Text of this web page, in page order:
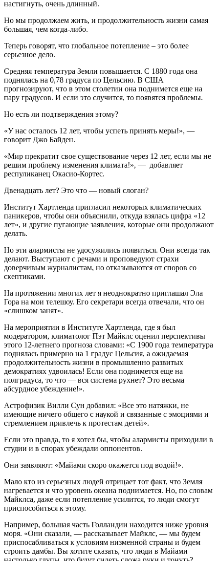
настигнуть, очень длинный.
Но мы продолжаем жить, и продолжительность жизни самая
большая, чем когда-либо.
Теперь говорят, что глобальное потепление – это более
серьезное дело.
Средняя температура Земли повышается. С 1880 года она
поднялась на 0,78 градуса по Цельсию. В США
прогнозируют, что в этом столетии она поднимется еще на
пару градусов. И если это случится, то появятся проблемы.
Но есть ли подтверждения этому?
«У нас осталось 12 лет, чтобы успеть принять меры!», —
говорит Джо Байден.
«Мир прекратит свое существование через 12 лет, если мы не
решим проблему изменения климата!», — добавляет
респуликанец Окасио-Кортес.
Двенадцать лет? Это что — новый слоган?
Институт Хартленда пригласил некоторых климатических
паникеров, чтобы они объяснили, откуда взялась цифра «12
лет», и другие пугающие заявления, которые они продолжают
делать.
Но эти алармисты не удосужились появиться. Они всегда так
делают. Выступают с речами и проповедуют страхи
доверчивым журналистам, но отказываются от споров со
скептиками.
На протяжении многих лет я неоднократно приглашал Эла
Гора на мои телешоу. Его секретари всегда отвечали, что он
«слишком занят».
На мероприятии в Институте Хартленда, где я был
модератором, климатолог Пэт Майклс оценил перспективы
этого 12-летнего прогноза словами: «С 1900 года температура
поднялась примерно на 1 градус Цельсия, а ожидаемая
продолжительность жизни в промышленно развитых
демократиях удвоилась! Если она поднимется еще на
полградуса, то что — вся система рухнет? Это весьма
абсурдное убеждение!».
Астрофизик Вилли Сун добавил: «Все это натяжки, не
имеющие ничего общего с наукой и связанные с эмоциями и
стремлением привлечь к протестам детей».
Если это правда, то я хотел бы, чтобы алармисты приходили в
студии и в спорах убеждали оппонентов.
Они заявляют: «Майами скоро окажется под водой!».
Мало кто из серьезных людей отрицает тот факт, что Земля
нагревается и что уровень океана поднимается. Но, по словам
Майклса, даже если потепление усилится, то люди смогут
приспособиться к этому.
Например, большая часть Голландии находится ниже уровня
моря. «Они сказали, — рассказывает Майклс, — мы будем
приспосабливаться к условиям низменной страны и будем
строить дамбы. Вы хотите сказать, что люди в Майами